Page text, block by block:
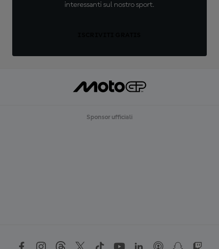
interessanti sul nostro sport.
Sponsor ufficiali